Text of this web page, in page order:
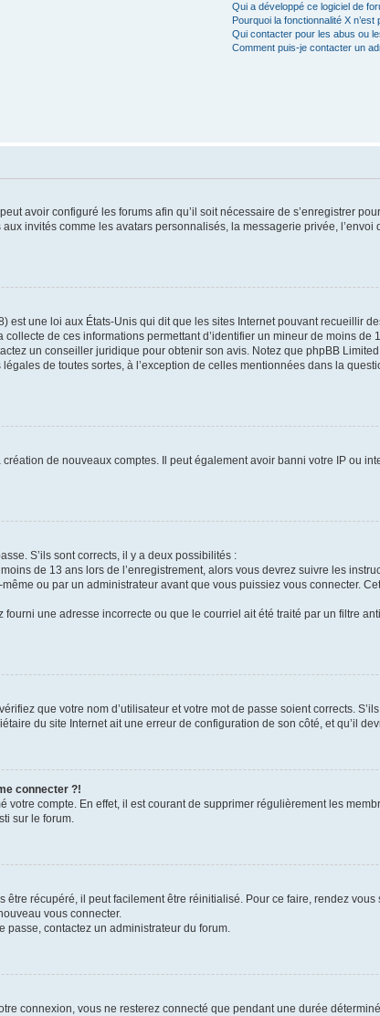
Qui a développé ce logiciel de
Pourquoi la fonctionnalité X n’est
Qui contacter pour les abus ou
Comment puis-je contacter un
avoir configuré les forums afin qu’il soit nécessaire de s’enregistrer
invités comme les avatars personnalisés, la messagerie privée,
est une loi aux États-Unis qui dit que les sites Internet pouvant recueillir
de ces informations permettant d’identifier un mineur de moins
un conseiller juridique pour obtenir son avis. Notez que phpBB
de toutes sortes, à l’exception de celles mentionnées dans la
création de nouveaux comptes. Il peut également avoir banni votre IP ou
S’ils sont corrects, il y a deux possibilités :
de 13 ans lors de l’enregistrement, alors vous devrez suivre les
ou par un administrateur avant que vous puissiez vous connecter.
une adresse incorrecte ou que le courriel ait été traité par un filtre
que votre nom d’utilisateur et votre mot de passe soient corrects.
du site Internet ait une erreur de configuration de son côté, et qu’il
connecter ?!
votre compte. En effet, il est courant de supprimer régulièrement les
sur le forum.
être récupéré, il peut facilement être réinitialisé. Pour ce faire, rendez
vous connecter.
passe, contactez un administrateur du forum.
connexion, vous ne resterez connecté que pendant une durée